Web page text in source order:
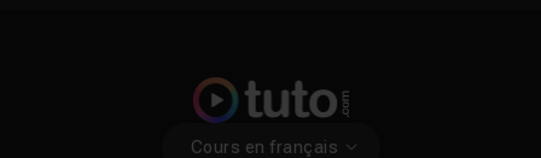
Cours en français